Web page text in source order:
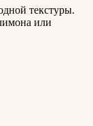
текстуры.
или